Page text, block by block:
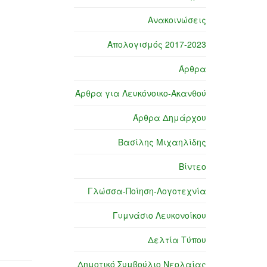
Ανακοινώσεις
Απολογισμός 2017-2023
Άρθρα
Άρθρα για Λευκόνοικο-Ακανθού
Άρθρα Δημάρχου
Βασίλης Μιχαηλίδης
Βίντεο
Γλώσσα-Ποίηση-Λογοτεχνία
Γυμνάσιο Λευκονοίκου
Δελτία Τύπου
Δημοτικό Συμβούλιο Νεολαίας